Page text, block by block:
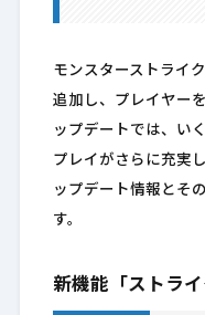
モンスターストライ
追加し、プレイヤー
ップデートでは、い
プレイがさらに充実
ップデート情報とそ
す。
新機能「ストラ